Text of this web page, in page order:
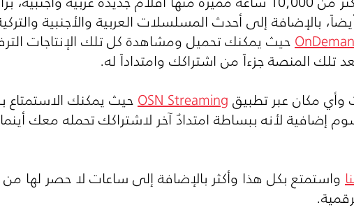
بالإضافة إلى أحدث المسلسلات العربية والأجنبية
حيث يمكنك تحميل ومشاهدة كل تلك الإنتاجات
تلك المنصة جزءاً من اشتراكك وامتداداً له.
مكان عبر تطبيقOSN Streamingحيث يمكنك الاستمتاع
إضافية لأنه ببساطة امتدادٌ آخر لاشتراكك تحمله معك
واستمتع بكل هذا وأكثر بالإضافة إلى ساعات لا حصر لها